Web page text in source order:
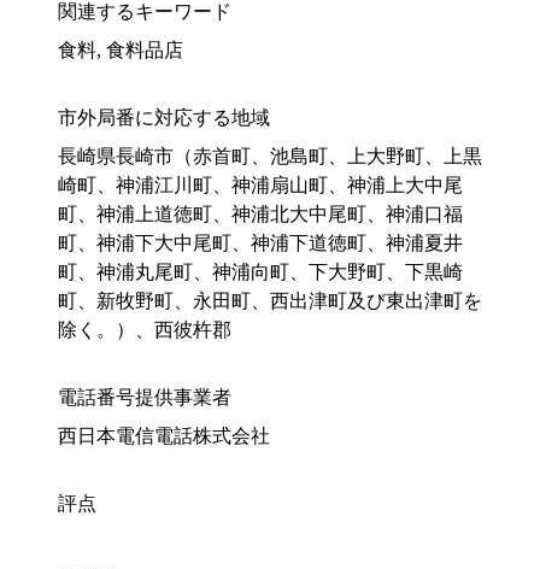
関連するキーワード
食料, 食料品店
市外局番に対応する地域
長崎県長崎市（赤首町、池島町、上大野町、上黒
崎町、神浦江川町、神浦扇山町、神浦上大中尾
町、神浦上道徳町、神浦北大中尾町、神浦口福
町、神浦下大中尾町、神浦下道徳町、神浦夏井
町、神浦丸尾町、神浦向町、下大野町、下黒崎
町、新牧野町、永田町、西出津町及び東出津町を
除く。）、西彼杵郡
電話番号提供事業者
西日本電信電話株式会社
評点